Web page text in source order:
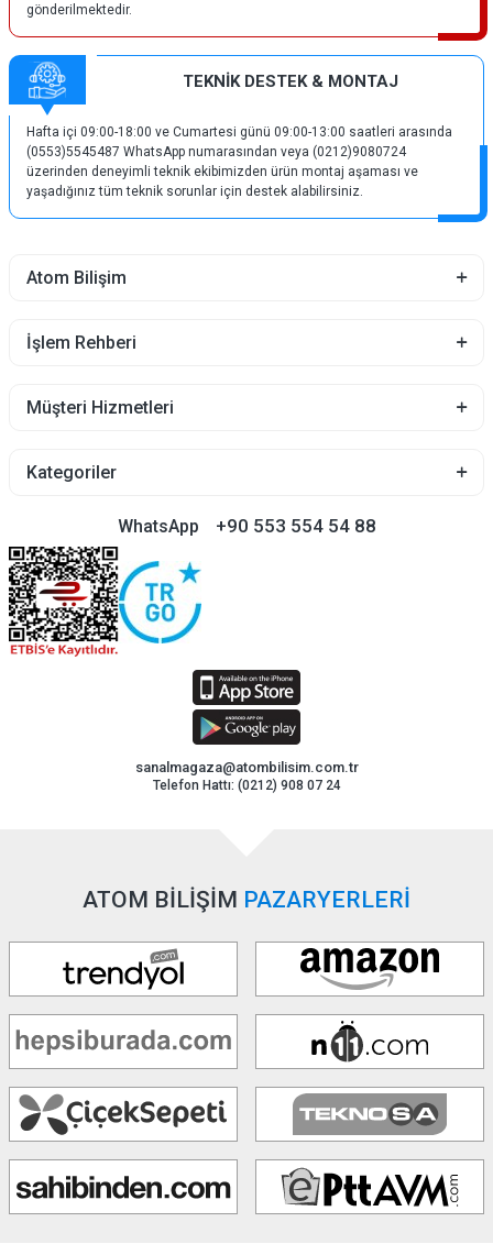
gönderilmektedir.
TEKNİK DESTEK & MONTAJ
Hafta içi 09:00-18:00 ve Cumartesi günü 09:00-13:00 saatleri arasında
(0553)5545487 WhatsApp numarasından veya (0212)9080724
üzerinden deneyimli teknik ekibimizden ürün montaj aşaması ve
yaşadığınız tüm teknik sorunlar için destek alabilirsiniz.
Atom Bilişim
İşlem Rehberi
Müşteri Hizmetleri
Kategoriler
WhatsApp +90 553 554 54 88
sanalmagaza@atombilisim.com.tr
Telefon Hattı: (0212) 908 07 24
ATOM BİLİŞİM PAZARYERLERİ